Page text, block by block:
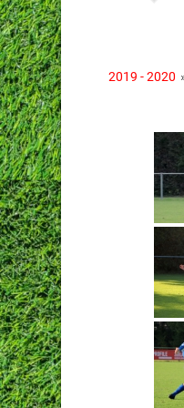
2019 - 2020